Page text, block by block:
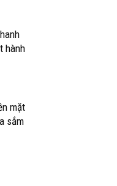
hành
mặt
sắm